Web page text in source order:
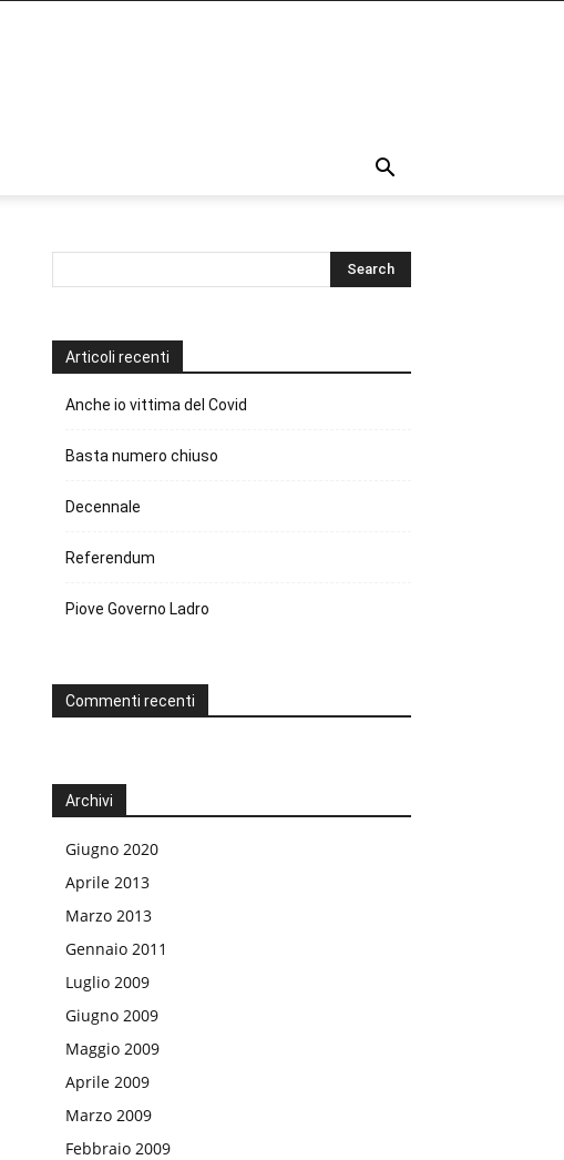
Articoli recenti
Anche io vittima del Covid
Basta numero chiuso
Decennale
Referendum
Piove Governo Ladro
Commenti recenti
Archivi
Giugno 2020
Aprile 2013
Marzo 2013
Gennaio 2011
Luglio 2009
Giugno 2009
Maggio 2009
Aprile 2009
Marzo 2009
Febbraio 2009